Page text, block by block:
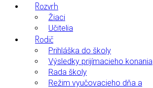
Rozvrh
Žiaci
Učitelia
Rodič
Prihláška do školy
Výsledky prijímacieho konania
Rada školy
Režim vyučovacieho dňa a